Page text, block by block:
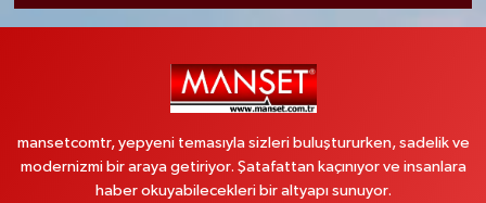
mansetcomtr, yepyeni temasıyla sizleri buluştururken, sadelik ve
modernizmi bir araya getiriyor. Şatafattan kaçınıyor ve insanlara
haber okuyabilecekleri bir altyapı sunuyor.